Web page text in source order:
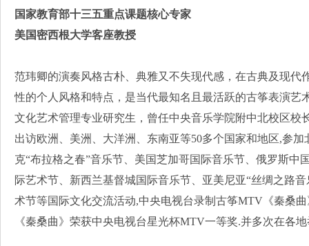
国家教育部十三五重点课题核心专家
美国密西根大学客座教授
范玮卿的演奏风格古朴、典雅又不失现代感，在古典及现代
性的个人风格和特点，是当代最知名且最活跃的古筝表演艺
文化艺术管理专业研究生，曾任中央音乐学院附中北校区校
出访欧洲、美洲、大洋洲、东南亚等50多个国家和地区,参
克“布拉格之春”音乐节、美国芝加哥国际音乐节、俄罗斯中
际艺术节、新西兰基督城国际音乐节、亚美尼亚“丝绸之路
术节等国际文化交流活动,中央电视台录制古筝MTV《秦桑
《秦桑曲》荣获中央电视台星光杯MTV一等奖.并多次在各